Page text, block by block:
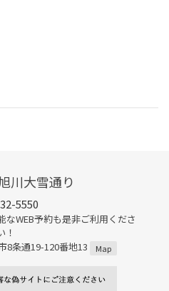
川大雪通り
5550
WEB予約も是非ご利用くださ
！
8条通19-120番地13
Map